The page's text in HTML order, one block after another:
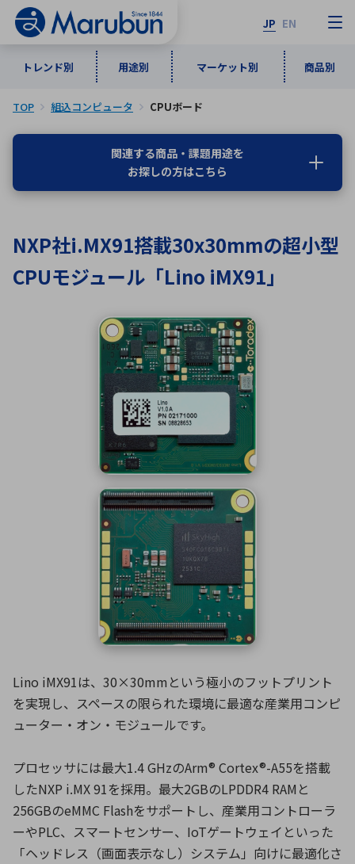
JP EN
トレンド別 用途別 マーケット別 商品別
トレンド別
インダストリアルDXソリューション
5G・Local 5G
ロボティクス（AI）
データセンタ・クラウド
ミリ波レーダー
ブログ｜ここから始まる最新技術
用途別
通信・ネットワーク
監視・セキュリティ
品質管理・検査
接着・接合
製品製造・加工
レーダ・衛星通信
照射
シミュレーター
環境構築・開発システム
半導体・電子部品小ロット
マーケット別
情報通信 宇宙・防衛
医療
商品別
計測・測定・表示機器 検査・分析機器
ICTソリューション 組立・ロボティクス
レーザー・光学部品 組込コンピュータ
特定用途向け・その他 サービス
医療機器
メーカ一覧
な行
は行 ま行
や行
ら行
わ行
アルファベット順
B C
F
J
N O
R S
V
Z
TOP 組込コンピュータ CPUボード
関連する商品・課題用途を
お探しの方はこちら
NXP社i.MX91搭載30x30mmの超小型
CPUモジュール「Lino iMX91」
Lino iMX91は、30×30mmという極小のフットプリント
を実現し、スペースの限られた環境に最適な産業用コンピ
ューター・オン・モジュールです。
プロセッサには最大1.4 GHzのArm® Cortex®-A55を搭載
したNXP i.MX 91を採用。最大2GBのLPDDR4 RAMと
256GBのeMMC Flashをサポートし、産業用コントローラ
ーやPLC、スマートセンサー、IoTゲートウェイといった
「ヘッドレス（画面表示なし）システム」向けに最適化さ